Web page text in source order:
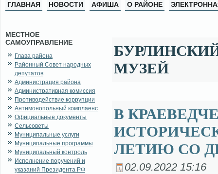
ГЛАВНАЯ НОВОСТИ АФИША О РАЙОНЕ
МЕСТНОЕ
САМОУПРАВЛЕНИЕ
Глава района
Районный Совет народных
депутатов
Администрация района
Административная комиссия
Противодействие коррупции
Антимонопольный комплаенс
Официальные документы
Сельсоветы
Муниципальные услуги
Муниципальные программы
Муниципальный контроль
Исполнение поручений и
указаний Президента РФ
МУЗЕЙ
В
ЛЕТИЮ СО
02.09.2022 15:16